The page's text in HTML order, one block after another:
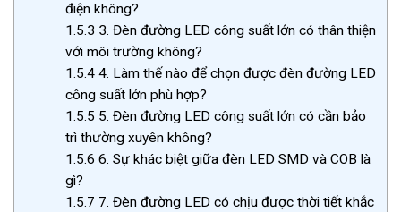
điện không?
1.5.3 3. Đèn đường LED công suất lớn có thân thiện
với môi trường không?
1.5.44. Làm thế nào để chọn được đèn đường LED
công suất lớn phù hợp?
1.5.5 5. Đèn đường LED công suất lớn có cần bảo
trì thường xuyên không?
1.5.6 6. Sự khác biệt giữa đèn LED SMD và COB là
gì?
1.5.7 7. Đèn đường LED có chịu được thời tiết khắc